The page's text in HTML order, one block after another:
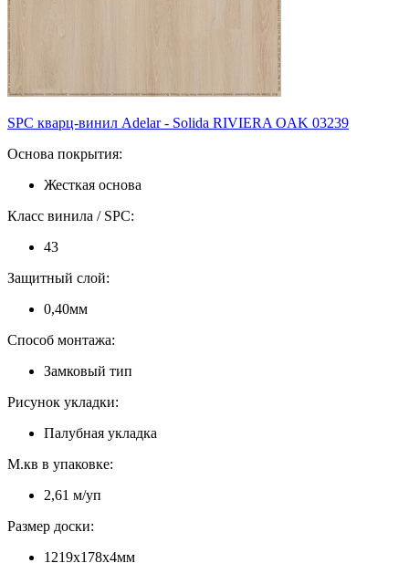
SPC кварц-винил Adelar - Solida RIVIERA OAK 03239
Основа покрытия:
Жесткая основа
Класс винила / SPC:
43
Защитный слой:
0,40мм
Способ монтажа:
Замковый тип
Рисунок укладки:
Палубная укладка
М.кв в упаковке:
2,61 м/уп
Размер доски:
1219x178x4мм